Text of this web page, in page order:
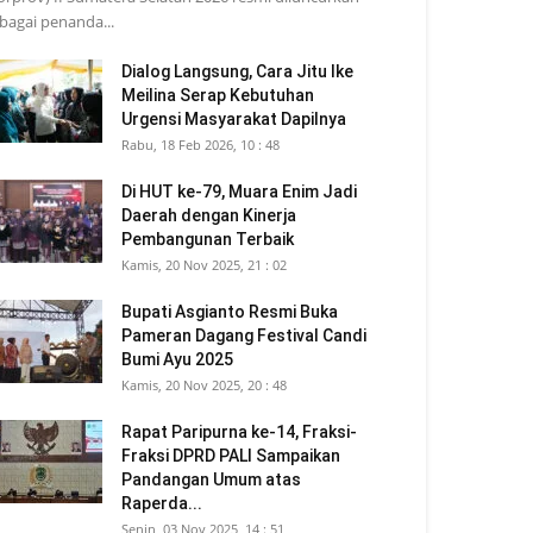
penanda...
Dialog Langsung, Cara Jitu Ike
Meilina Serap Kebutuhan
Urgensi Masyarakat Dapilnya
Rabu, 18 Feb 2026, 10 : 48
Di HUT ke-79, Muara Enim Jadi
Daerah dengan Kinerja
Pembangunan Terbaik
Kamis, 20 Nov 2025, 21 : 02
Bupati Asgianto Resmi Buka
Pameran Dagang Festival Candi
Bumi Ayu 2025
Kamis, 20 Nov 2025, 20 : 48
Rapat Paripurna ke-14, Fraksi-
Fraksi DPRD PALI Sampaikan
Pandangan Umum atas
Raperda...
Senin, 03 Nov 2025, 14 : 51